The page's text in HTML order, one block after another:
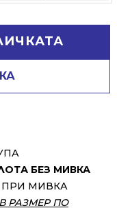
БЕЗ МИВКА
МИВКА
РАЗМЕР ПО